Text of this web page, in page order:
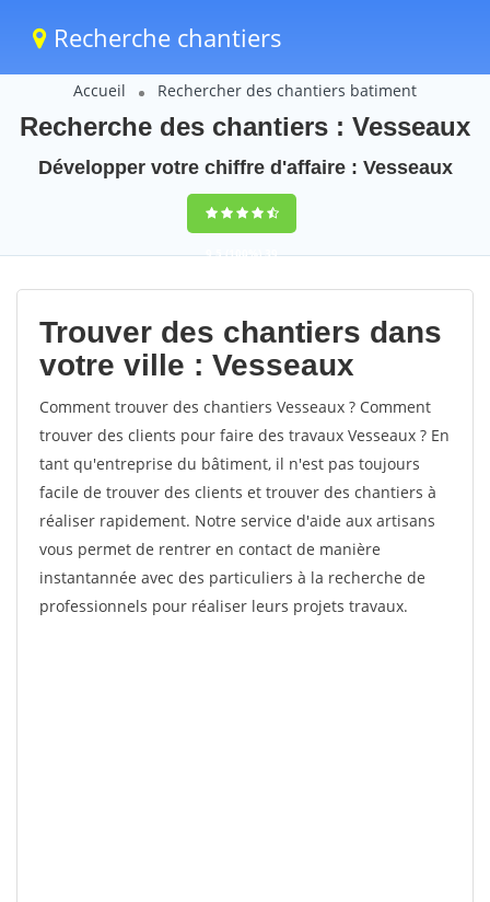
Recherche chantiers
Accueil Rechercher des chantiers batiment
Recherche des chantiers : Vesseaux
Développer votre chiffre d'affaire : Vesseaux
9,5(100%)39
votes
Trouver des chantiers dans
votre ville : Vesseaux
Comment trouver des chantiers Vesseaux ? Comment
trouver des clients pour faire des travaux Vesseaux ? En
tant qu'entreprise du bâtiment, il n'est pas toujours
facile de trouver des clients et trouver des chantiers à
réaliser rapidement. Notre service d'aide aux artisans
vous permet de rentrer en contact de manière
instantannée avec des particuliers à la recherche de
professionnels pour réaliser leurs projets travaux.